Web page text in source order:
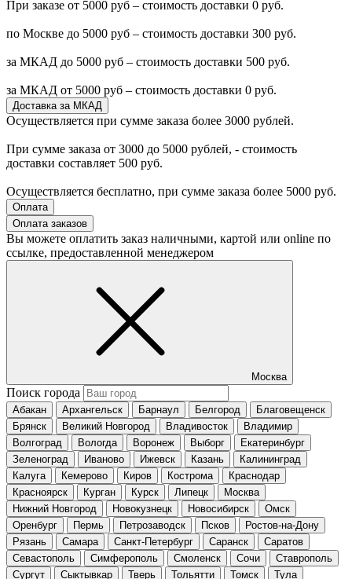
При заказе от 5000 руб – стоимость доставки 0 руб.
по Москве до 5000 руб – стоимость доставки 300 руб.
за МКАД до 5000 руб – стоимость доставки 500 руб.
за МКАД от 5000 руб – стоимость доставки 0 руб.
Доставка за МКАД
Осуществляется при сумме заказа более 3000 рублей.
При сумме заказа от 3000 до 5000 рублей, - стоимость
доставки составляет 500 руб.
Осуществляется бесплатно, при сумме заказа более 5000 руб.
Оплата
Оплата заказов
Вы можете оплатить заказ наличными, картой или online по
ссылке, предоставленной менеджером
Москва
Поиск города
Абакан Архангельск Барнаул Белгород
Благовещенск
Брянск
Великий Новгород Владивосток
Владимир
Волгоград
Вологда Воронеж Выборг
Екатеринбург
Зеленоград
Иваново Ижевск Казань
Калининград
Калуга
Кемерово Киров Кострома
Краснодар
Красноярск
Курган Курск Липецк
Москва
Нижний Новгород
Новокузнецк Новосибирск
Омск
Оренбург
Пермь Петрозаводск Псков
Ростов-на-Дону
Рязань
Самара Санкт-Петербург Саранск
Саратов
Севастополь
Симферополь Смоленск Сочи
Ставрополь
Сургут
Сыктывкар Тверь Тольятти Томск
Тула